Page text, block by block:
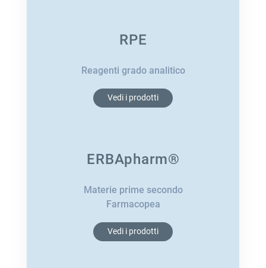
RPE
Reagenti grado analitico
Vedi i prodotti
ERBApharm®
Materie prime secondo
Farmacopea
Vedi i prodotti